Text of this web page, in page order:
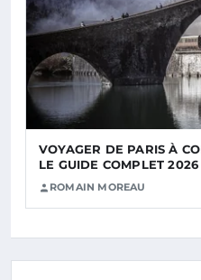
VOYAGER DE PARIS À
LE GUIDE COMPLET 2026
ROMAIN MOREAU